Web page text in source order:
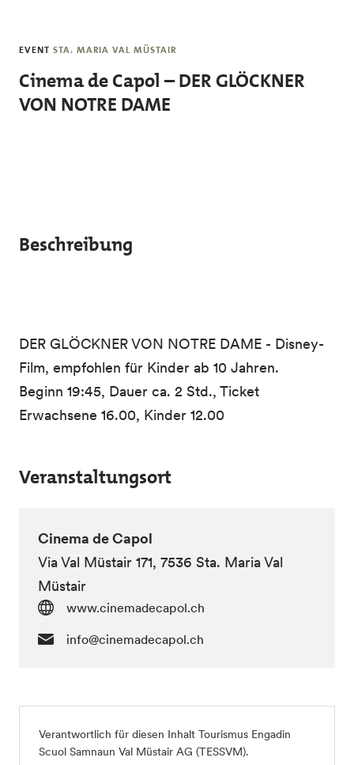
EVENT STA. MARIA VAL MÜSTAIR
Cinema de Capol – DER GLÖCKNER
VON NOTRE DAME
Beschreibung
DER GLÖCKNER VON NOTRE DAME - Disney-
Film, empfohlen für Kinder ab 10 Jahren.
Beginn 19:45, Dauer ca. 2 Std., Ticket
Erwachsene 16.00, Kinder 12.00
Veranstaltungsort
Cinema de Capol
Via Val Müstair 171, 7536 Sta. Maria Val
Müstair
www.cinemadecapol.ch
info@cinemadecapol.ch
Verantwortlich für diesen Inhalt Tourismus Engadin
Scuol Samnaun Val Müstair AG (TESSVM).